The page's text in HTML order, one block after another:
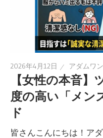
2026年4月12日 アダムワン
【女性の本音】
度の高い「メン
ド
皆さんこんにちは！ア